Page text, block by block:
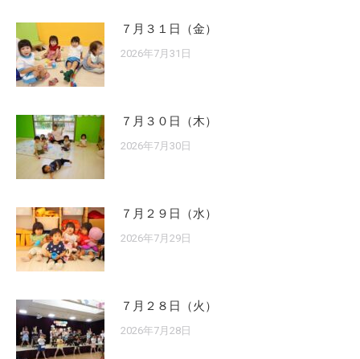
７月３１日（金）
2026年7月31日
７月３０日（木）
2026年7月30日
７月２９日（水）
2026年7月29日
７月２８日（火）
2026年7月28日